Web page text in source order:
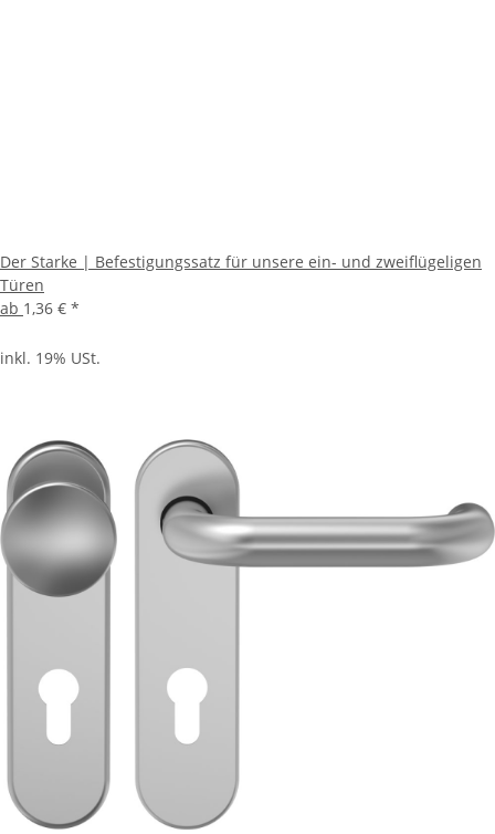
Der Starke | Befestigungssatz für unsere ein- und zweiflügeligen
Türen
ab 1,36 € *
inkl. 19% USt.